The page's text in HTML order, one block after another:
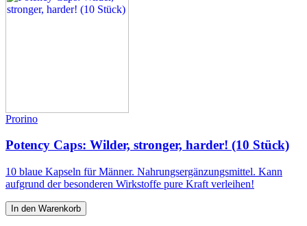
Prorino
Potency Caps: Wilder, stronger, harder! (10 Stück)
10 blaue Kapseln für Männer. Nahrungsergänzungsmittel. Kann
aufgrund der besonderen Wirkstoffe pure Kraft verleihen!
In den Warenkorb